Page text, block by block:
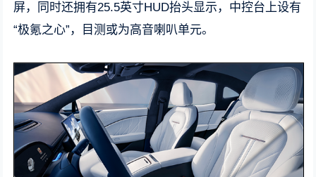
屏，同时还拥有25.5英寸HUD抬头显示，中控台上设有
“极氪之心”，目测或为高音喇叭单元。